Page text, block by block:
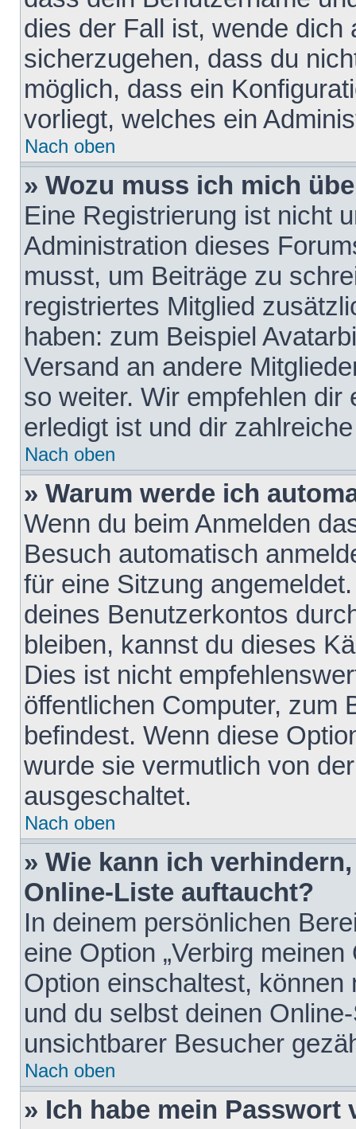
dies der Fall ist, wende dich
sicherzugehen, dass du
möglich, dass ein
vorliegt, welches ein
Nach oben
» Wozu muss ich mich
Eine Registrierung ist nicht
Administration dieses
musst, um Beiträge zu
registriertes Mitglied
haben: zum Beispiel
Versand an andere
so weiter. Wir empfehlen
erledigt ist und dir
Nach oben
» Warum werde ich
Wenn du beim Anmelden
Besuch automatisch
für eine Sitzung
deines Benutzerkontos
bleiben, kannst du dieses
Dies ist nicht
öffentlichen Computer, zum
befindest. Wenn diese
wurde sie vermutlich von
ausgeschaltet.
Nach oben
» Wie kann ich
Online-Liste auftaucht?
In deinem persönlichen
eine Option „Verbirg
Option einschaltest,
und du selbst deinen
unsichtbarer Besucher
Nach oben
» Ich habe mein Passwort